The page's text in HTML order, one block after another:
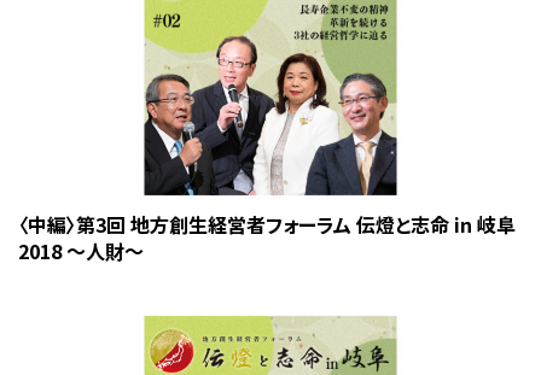
〈中編〉第3回 地方創生経営者フォーラム 伝燈と志命 in 岐阜
2018 ～人財～